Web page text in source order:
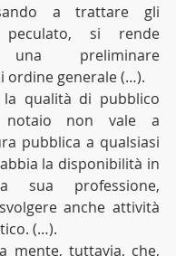
a trattare gli
si rende
una preliminare
ordine generale (…).
qualità di pubblico
notaio non vale a
pubblica a qualsiasi
la disponibilità in
sua professione,
anche attività
(…).
mente, tuttavia, che,